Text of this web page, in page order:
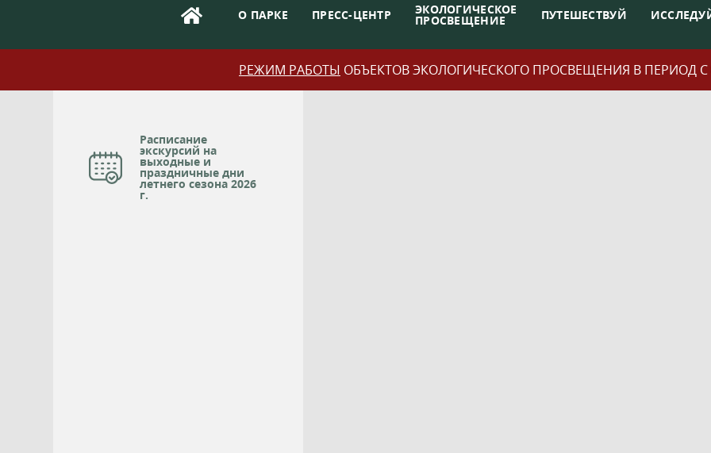
О ПАРКЕ ПРЕСС-ЦЕНТР ЭКОЛОГИЧЕСКОЕ
ПРОСВЕЩЕНИЕ ПУТЕШЕСТВУЙ
РЕЖИМ РАБОТЫ ОБЪЕКТОВ ЭКОЛОГИЧЕСКОГО ПРОСВЕЩЕНИЯ В ПЕРИОД С
Расписание
экскурсий на
выходные и
праздничные дни
летнего сезона 2026
г.